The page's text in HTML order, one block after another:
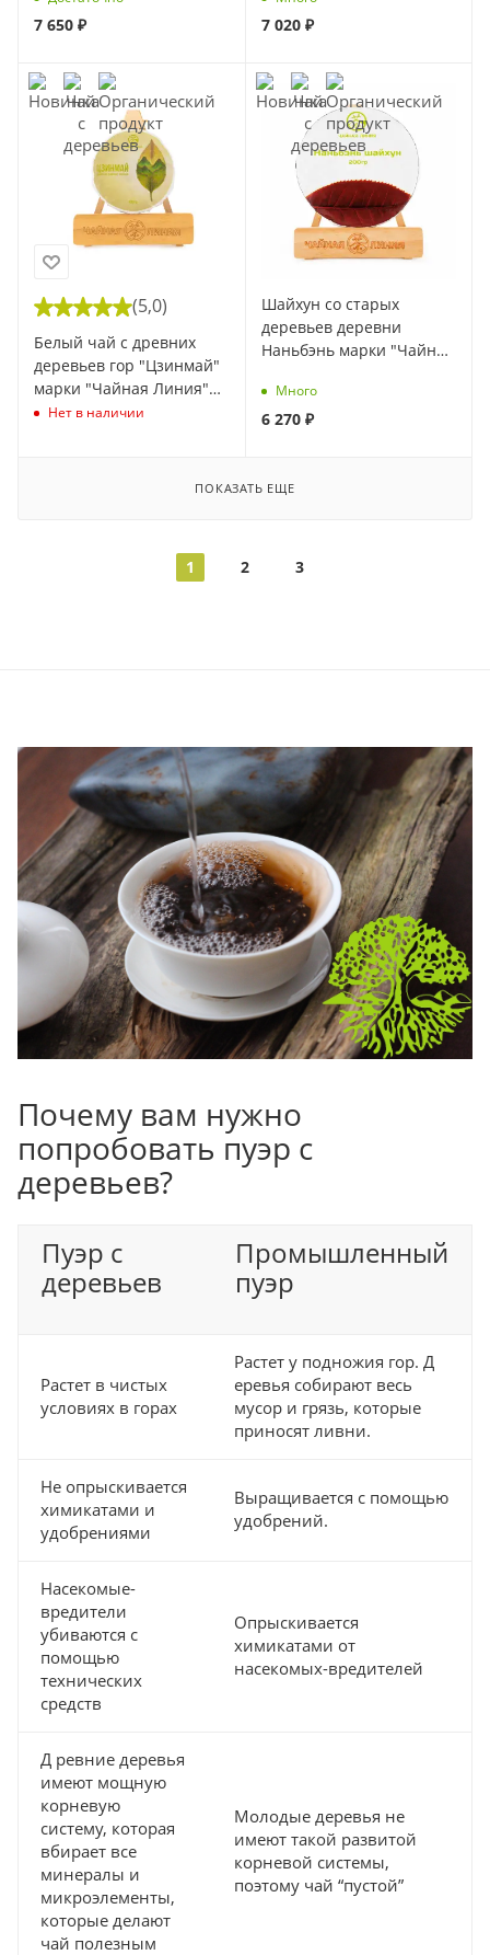
7 650 ₽ 7 020₽
(5,0)
Белый чай с древних
деревьев гор "Цзинмай"
марки "Чайная Линия"
100 г
Нет в наличии
Шайхун со старых
деревьев деревни
Наньбэнь марки "Чайная
2025) (1 шт)
Много
6 270₽
ПОКАЗАТЬ ЕЩЕ
1 2 3
Почему вам нужно
попробовать пуэр с
деревьев?
Пуэр с
деревьев
Промышленный
пуэр
Растет в чистых
условиях в горах
Растет у подножия гор. Д
еревья собирают весь
мусор и грязь, которые
приносят ливни.
Не опрыскивается
химикатами и
удобрениями
Выращивается с помощью
удобрений.
Насекомые-
вредители
убиваются с
помощью
технических
средств
Опрыскивается
химикатами от
насекомых-вредителей
Д ревние деревья
имеют мощную
корневую
систему, которая
вбирает все
минералы и
микроэлементы,
которые делают
чай полезным
Молодые деревья не
имеют такой развитой
корневой системы,
поэтому чай “пустой”